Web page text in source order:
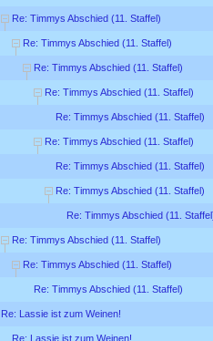
Re: Timmys Abschied (11. Staffel)
Re: Timmys Abschied (11. Staffel)
Re: Timmys Abschied (11. Staffel)
Re: Timmys Abschied (11. Staffel)
Re: Timmys Abschied (11. Staffel)
Re: Timmys Abschied (11. Staffel)
Re: Timmys Abschied (11. Staffel)
Re: Timmys Abschied (11. Staffel)
Re: Timmys Abschied (11.
Re: Timmys Abschied (11. Staffel)
Re: Timmys Abschied (11. Staffel)
Re: Timmys Abschied (11. Staffel)
Re: Lassie ist zum Weinen!
Re: Lassie ist zum Weinen!